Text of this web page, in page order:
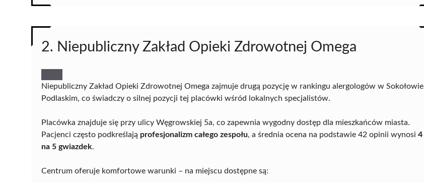
2. Niepubliczny Zakład Opieki Zdrowotnej Omega
Niepubliczny Zakład Opieki Zdrowotnej Omega zajmuje drugą pozycję w rankingu alergologów w Sokołowie
Podlaskim, co świadczy o silnej pozycji tej placówki wśród lokalnych specjalistów.
Placówka znajduje się przy ulicy Węgrowskiej 5a, co zapewnia wygodny dostęp dla mieszkańców miasta.
Pacjenci często podkreślają profesjonalizm całego zespołu, a średnia ocena na podstawie 42 opinii wynosi 4
na 5 gwiazdek.
Centrum oferuje komfortowe warunki – na miejscu dostępne są: